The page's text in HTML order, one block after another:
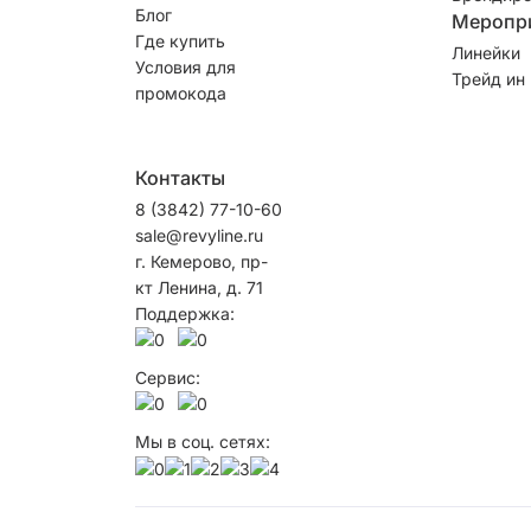
Блог
Где купить
Условия для
промокода
Линейки
Трейд ин
Контакты
8 (3842) 77-10-60
sale@revyline.ru
г. Кемерово, пр-
кт Ленина, д. 71
Поддержка:
Сервис:
Мы в соц. сетях: